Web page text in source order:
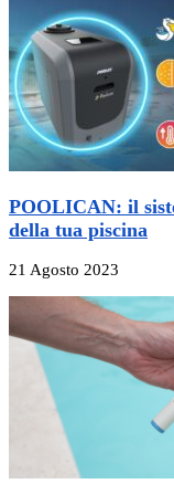
POOLICAN: il
della tua piscina
21 Agosto 2023